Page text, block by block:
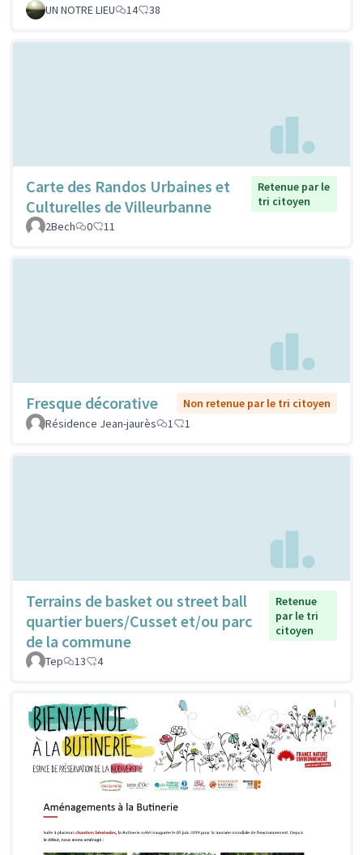
UN NOTRE LIEU 14 38
Carte des Randos Urbaines et
Culturelles de Villeurbanne
Retenue par le
tri citoyen
2Bech
0 11
Fresque décorative
Non retenue par le tri citoyen
Résidence Jean-jaurès
1 1
Terrains de basket ou street ball
quartier buers/Cusset et/ou parc
de la commune
Retenue
par le tri
citoyen
Tep 13 4